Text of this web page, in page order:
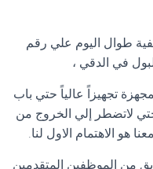
طوال اليوم علي رقم
في الدقي ،
تجهيزاً عالياً حتي باب
لاتضطر إلي الخروج من
هو الاهتمام الاول لنا.
من الموظفين المتقدمين